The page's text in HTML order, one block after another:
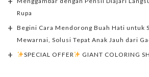
Rupa
Begini Cara Mendorong Buah Hati untuk
Mewarnai, Solusi Tepat Anak Jauh dari
SPECIAL OFFER
GIANT COLORING